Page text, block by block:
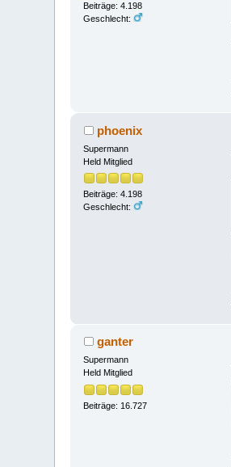
Beiträge: 4.198
Geschlecht:
phoenix
Supermann
Held Mitglied
Beiträge: 4.198
Geschlecht:
ganter
Supermann
Held Mitglied
Beiträge: 16.727